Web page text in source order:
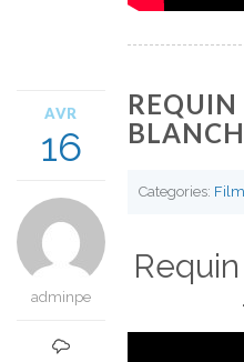
AVR
16
adminpe
Categories: